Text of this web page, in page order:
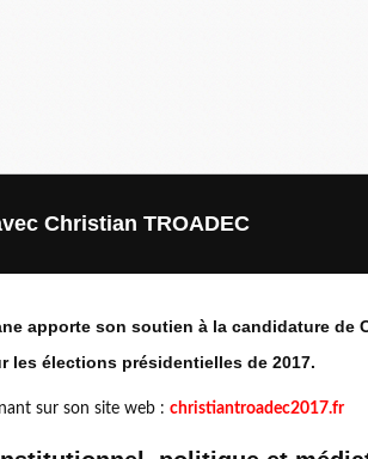
Christian TROADEC
apporte son soutien à la candidature de
les élections présidentielles de 2017.
sur son site web : christiantroadec2017.fr